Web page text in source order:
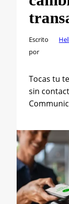
Escrito
por
Tocas tu
sin